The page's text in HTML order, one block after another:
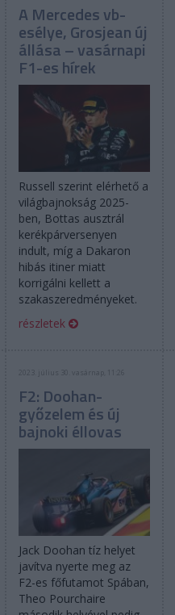
A Mercedes vb-
esélye, Grosjean új
állása – vasárnapi
F1-es hírek
Russell szerint elérhető a
világbajnokság 2025-
ben, Bottas ausztrál
kerékpárversenyen
indult, míg a Dakaron
hibás itiner miatt
korrigálni kellett a
szakaszeredményeket.
részletek
F2: Doohan-
győzelem és új
bajnoki éllovas
Jack Doohan tíz helyet
javítva nyerte meg az
F2-es főfutamot Spában,
Theo Pourchaire